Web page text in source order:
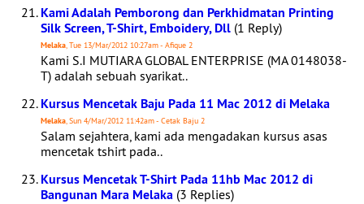
Kami Adalah Pemborong dan Perkhidmatan Printing
Silk Screen, T-Shirt, Emboidery, Dll (1 Reply)
Melaka, Tue 13/Mar/2012 10:27am - Afique 2
Kami S.I MUTIARA GLOBAL ENTERPRISE (MA 0148038-
T) adalah sebuah syarikat..
Kursus Mencetak Baju Pada 11 Mac 2012 di Melaka
Melaka, Sun 4/Mar/2012 11:42am - Cetak Baju 2
Salam sejahtera, kami ada mengadakan kursus asas
mencetak tshirt pada..
Kursus Mencetak T-Shirt Pada 11hb Mac 2012 di
Bangunan Mara Melaka (3 Replies)